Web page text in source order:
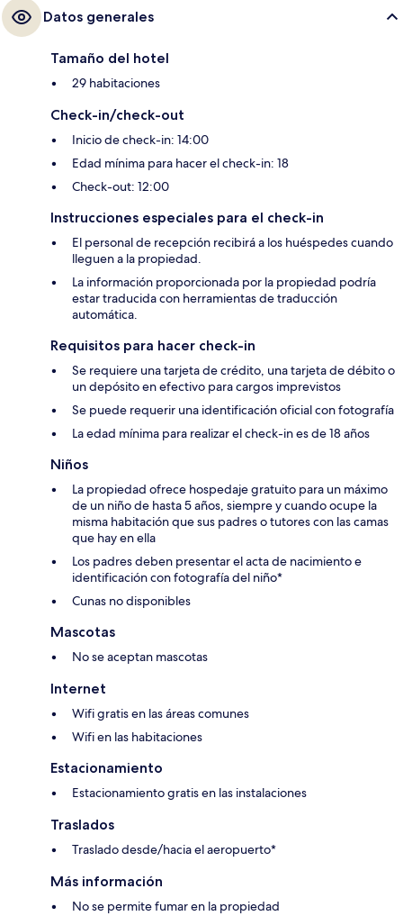
Datos generales
Tamaño del hotel
29 habitaciones
Check-in/check-out
Inicio de check-in: 14:00
Edad mínima para hacer el check-in: 18
Check-out: 12:00
Instrucciones especiales para el check-in
El personal de recepción recibirá a los huéspedes cuando
lleguen a la propiedad.
La información proporcionada por la propiedad podría
estar traducida con herramientas de traducción
automática.
Requisitos para hacer check-in
Se requiere una tarjeta de crédito, una tarjeta de débito o
un depósito en efectivo para cargos imprevistos
Se puede requerir una identificación oficial con fotografía
La edad mínima para realizar el check-in es de 18 años
Niños
La propiedad ofrece hospedaje gratuito para un máximo
de un niño de hasta 5 años, siempre y cuando ocupe la
misma habitación que sus padres o tutores con las camas
que hay en ella
Los padres deben presentar el acta de nacimiento e
identificación con fotografía del niño*
Cunas no disponibles
Mascotas
No se aceptan mascotas
Internet
Wifi gratis en las áreas comunes
Wifi en las habitaciones
Estacionamiento
Estacionamiento gratis en las instalaciones
Traslados
Traslado desde/hacia el aeropuerto*
Más información
No se permite fumar en la propiedad